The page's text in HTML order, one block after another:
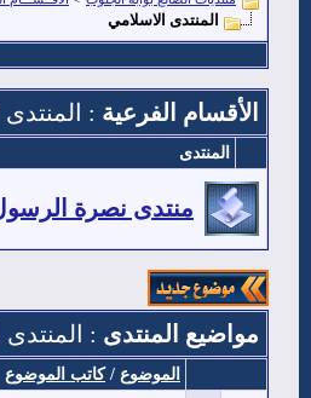
المنتدى الاسلامي
الأقسام الفرعية :
المنتدى
منتدى نصرة
مواضيع المنتدى : المنتدى
الموضوع /كاتب الموضوع